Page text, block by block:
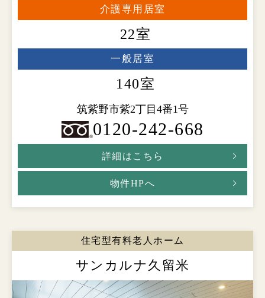
介護専用居室
22室
一般居室
140室
筑紫野市紫2丁目4番1号
0120-242-668
詳細はこちら
物件HPへ
住宅型有料老人ホーム
サンカルナ久留米